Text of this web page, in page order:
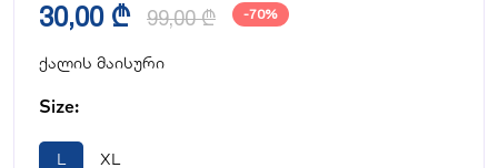
30,00 ₾ 99,00 ₾ -70%
ქალის მაისური
Size:
L XL